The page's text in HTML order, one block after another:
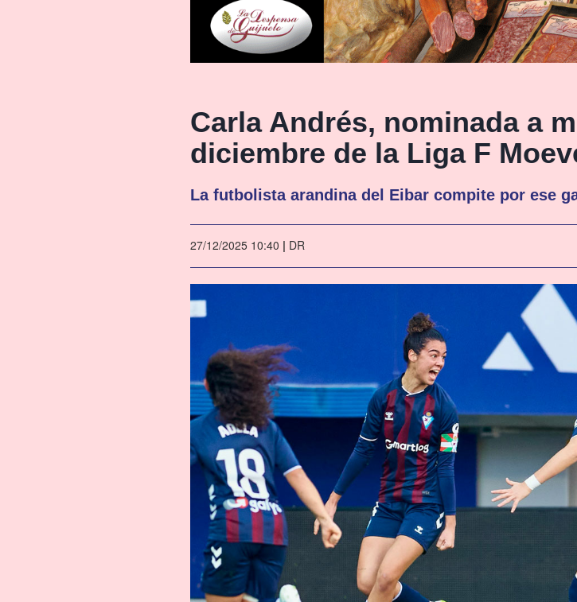
Carla Andrés, nominada a
diciembre de la Liga F
La futbolista arandina del Eibar compite por ese
27/12/2025 10:40 | DR